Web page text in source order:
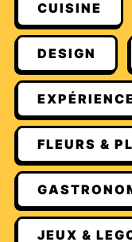
CUISINE
DESIGN
FLEURS &
JEUX &